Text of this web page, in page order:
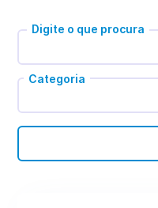
Digite o que procura
Categoria